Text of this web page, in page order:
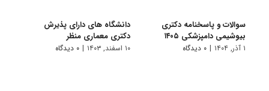
سوالات و پاسخنامه دکتری
بیوشیمی دامپزشکی ۱۴۰۵
۱ آذر, ۱۴۰۴ | ۰ دیدگاه
دانشگاه های دارای پذیرش
دکتری ﻣﻌﻤﺎری منظر
۱۰ اسفند, ۱۴۰۳ | ۰ دیدگاه